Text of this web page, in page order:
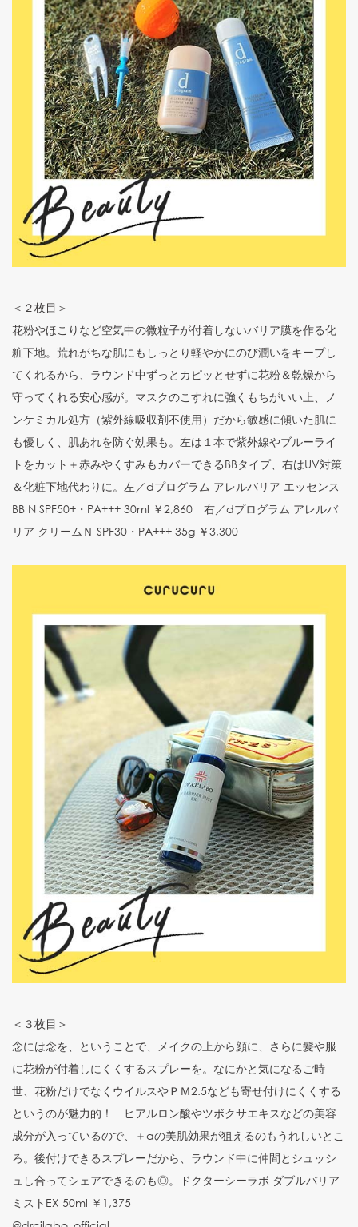
＜２枚目＞
花粉やほこりなど空気中の微粒子が付着しないバリア膜を作る化
粧下地。荒れがちな肌にもしっとり軽やかにのび潤いをキープし
てくれるから、ラウンド中ずっとカピッとせずに花粉＆乾燥から
守ってくれる安心感が。マスクのこすれに強くもちがいい上、ノ
ンケミカル処方（紫外線吸収剤不使用）だから敏感に傾いた肌に
も優しく、肌あれを防ぐ効果も。左は１本で紫外線やブルーライ
トをカット＋赤みやくすみもカバーできるBBタイプ、右はUV対策
＆化粧下地代わりに。左／dプログラム アレルバリア エッセンス
BB N SPF50+・PA+++ 30ml ￥2,860 右／dプログラム アレルバ
リア クリームＮ SPF30・PA+++ 35g ￥3,300
＜３枚目＞
念には念を、ということで、メイクの上から顔に、さらに髪や服
に花粉が付着しにくくするスプレーを。なにかと気になるご時
世、花粉だけでなくウイルスやＰＭ2.5なども寄せ付けにくくする
というのが魅力的！ ヒアルロン酸やツボクサエキスなどの美容
成分が入っているので、＋αの美肌効果が狙えるのもうれしいとこ
ろ。後付けできるスプレーだから、ラウンド中に仲間とシュッシ
ュし合ってシェアできるのも◎。ドクターシーラボ ダブルバリア
ミストEX 50ml ￥1,375